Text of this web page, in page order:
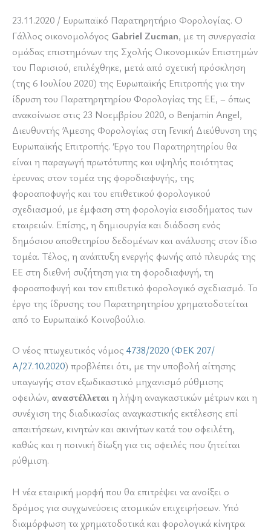
23.11.2020 / Ευρωπαϊκό Παρατηρητήριο Φορολογίας. Ο
Γάλλος οικονομολόγος Gabriel Zucman, με τη συνεργασία
ομάδας επιστημόνων της Σχολής Οικονομικών Επιστημών
του Παρισιού, επιλέχθηκε, μετά από σχετική πρόσκληση
(της 6 Ιουλίου 2020) της Ευρωπαϊκής Επιτροπής για την
ίδρυση του Παρατηρητηρίου Φορολογίας της ΕΕ, – όπως
ανακοίνωσε στις 23 Νοεμβρίου 2020, ο Benjamin Angel,
Διευθυντής Άμεσης Φορολογίας στη Γενική Διεύθυνση της
Ευρωπαϊκής Επιτροπής. Έργο του Παρατηρητηρίου θα
είναι η παραγωγή πρωτότυπης και υψηλής ποιότητας
έρευνας στον τομέα της φοροδιαφυγής, της
φοροαποφυγής και του επιθετικού φορολογικού
σχεδιασμού, με έμφαση στη φορολογία εισοδήματος των
εταιρειών. Επίσης, η δημιουργία και διάδοση ενός
δημόσιου αποθετηρίου δεδομένων και ανάλυσης στον ίδιο
τομέα. Τέλος, η ανάπτυξη ενεργής φωνής από πλευράς της
ΕΕ στη διεθνή συζήτηση για τη φοροδιαφυγή, τη
φοροαποφυγή και τον επιθετικό φορολογικό σχεδιασμό. Το
έργο της ίδρυσης του Παρατηρητηρίου χρηματοδοτείται
από το Ευρωπαϊκό Κοινοβούλιο.
Ο νέος πτωχευτικός νόμος 4738/2020 (ΦΕΚ 207/
Α/27.10.2020) προβλέπει ότι, με την υποβολή αίτησης
υπαγωγής στον εξωδικαστικό μηχανισμό ρύθμισης
οφειλών, αναστέλλεται η λήψη αναγκαστικών μέτρων και η
συνέχιση της διαδικασίας αναγκαστικής εκτέλεσης επί
απαιτήσεων, κινητών και ακινήτων κατά του οφειλέτη,
καθώς και η ποινική δίωξη για τις οφειλές που ζητείται
ρύθμιση.
Η νέα εταιρική μορφή που θα επιτρέψει να ανοίξει ο
δρόμος για συγχωνεύσεις ατομικών επιχειρήσεων. Υπό
διαμόρφωση τα χρηματοδοτικά και φορολογικά κίνητρα